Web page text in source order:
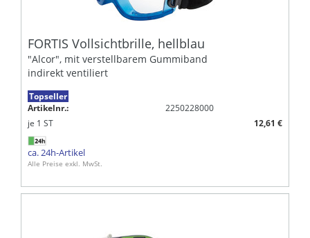
FORTIS Vollsichtbrille, hellblau
"Alcor", mit verstellbarem Gummiband
indirekt ventiliert
Topseller
Artikelnr.:
2250228000
je 1 ST 12,61 €
ca. 24h-Artikel
Alle Preise exkl. MwSt.